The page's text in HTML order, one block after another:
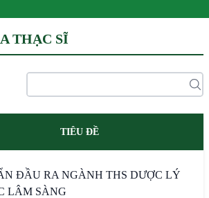
THẠC SĨ
TIÊU ĐỀ
ĐẦU RA NGÀNH THS DƯỢC LÝ
LÂM SÀNG